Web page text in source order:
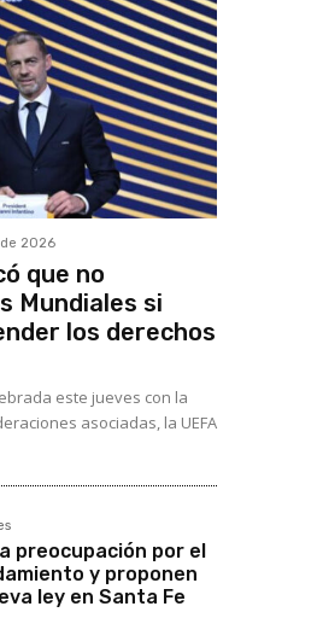
2026
que no
Mundiales si
los derechos
este jueves con la
asociadas, la UEFA
preocupación por el
y proponen
ley en Santa Fe